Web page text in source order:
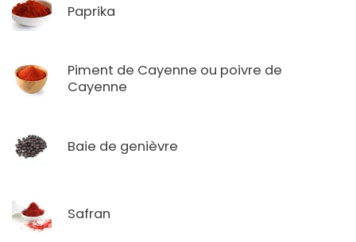
Paprika
Piment de Cayenne ou poivre de
Cayenne
Baie de genièvre
Safran